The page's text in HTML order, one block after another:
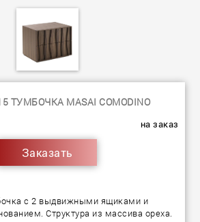
ТУМБОЧКА MASAI COMODINO
на заказ
Заказать
с 2 выдвижными ящиками и
Структура из массива ореха.